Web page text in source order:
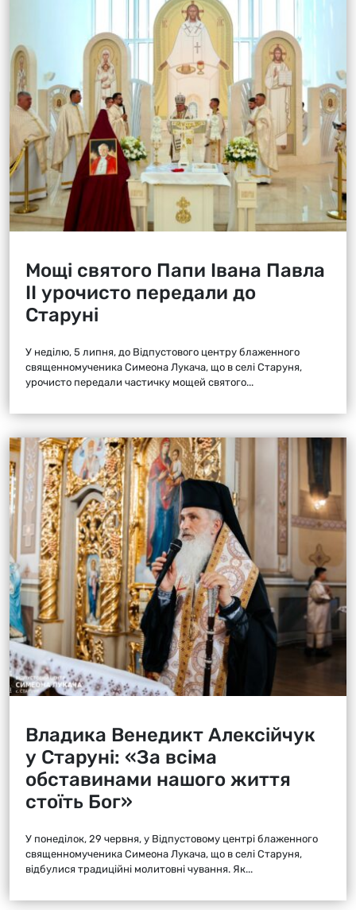
Мощі святого Папи Івана Павла
ІІ урочисто передали до
Старуні
У неділю, 5 липня, до Відпустового центру блаженного
священномученика Симеона Лукача, що в селі Старуня,
урочисто передали частичку мощей святого...
Владика Венедикт Алексійчук
у Старуні: «За всіма
обставинами нашого життя
стоїть Бог»
У понеділок, 29 червня, у Відпустовому центрі блаженного
священномученика Симеона Лукача, що в селі Старуня,
відбулися традиційні молитовні чування. Як...